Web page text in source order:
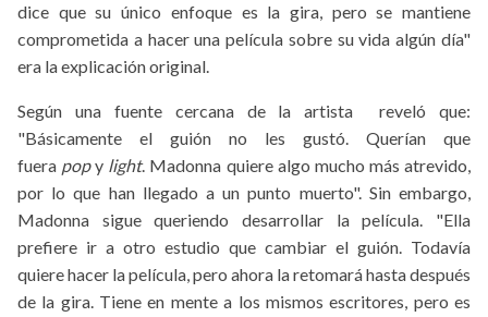
dice que su único enfoque es la gira, pero se mantiene
comprometida a hacer una película sobre su vida algún día"
era la explicación original.
Según una fuente cercana de la artista reveló que:
"Básicamente el guión no les gustó. Querían que
fuera popy light. Madonna quiere algo mucho más atrevido,
por lo que han llegado a un punto muerto". Sin embargo,
Madonna sigue queriendo desarrollar la película. "Ella
prefiere ir a otro estudio que cambiar el guión. Todavía
quiere hacer la película, pero ahora la retomará hasta después
de la gira. Tiene en mente a los mismos escritores, pero es